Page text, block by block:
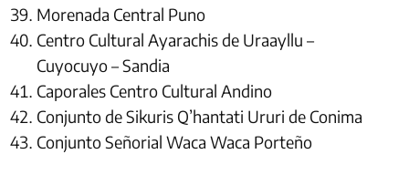
Morenada Central Puno
Centro Cultural Ayarachis de Uraayllu –
Cuyocuyo – Sandia
Caporales Centro Cultural Andino
Conjunto de Sikuris Q’hantati Ururi de Conima
Conjunto Señorial Waca Waca Porteño